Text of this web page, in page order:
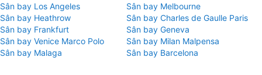
Sân bay Los Angeles
Sân bay Melbourne
Sân bay Heathrow
Sân bay Charles de Gaulle Paris
Sân bay Frankfurt
Sân bay Geneva
Sân bay Venice Marco Polo
Sân bay Milan Malpensa
Sân bay Malaga
Sân bay Barcelona